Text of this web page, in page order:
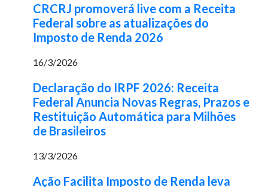
CRCRJ promoverá live com a Receita
Federal sobre as atualizações do
Imposto de Renda 2026
16/3/2026
Declaração do IRPF 2026: Receita
Federal Anuncia Novas Regras, Prazos e
Restituição Automática para Milhões
de Brasileiros
13/3/2026
Ação Facilita Imposto de Renda leva